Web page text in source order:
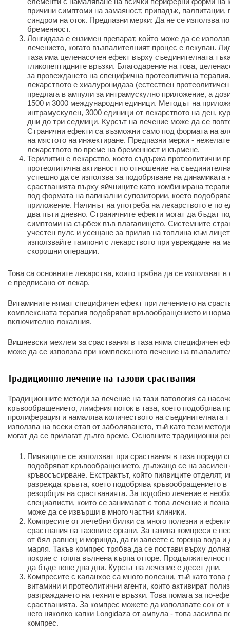
причини симптоми на замаяност, припадък, палпитации,
синдром на оток. Предпазни мерки: Да не се използва
бременност.
Лонгидаза е ензимен препарат, който може да се
лечението, когато възпалителният процес е лекуван.
таза има целенасочен ефект върху съединителната
гликопептидните връзки. Благодарение на това,
за провеждането на специфична протеолитична
лекарството е хиалуронидаза (естествен
предлага в ампули за интрамускулно приложение, а
1500 и 3000 международни единици. Методът на
интрамускулен, 3000 единици от лекарството на ден,
дни до три седмици. Курсът на лечение може да се
Странични ефекти са възможни само под формата на
на мястото на инжектиране. Предпазни мерки -
лекарството по време на бременност и кърмене.
Терилитин е лекарство, което съдържа протеолитични
протеолитична активност по отношение на
успешно да се използва за подобряване на динамиката
срастванията върху яйчниците като комбинирана
под формата на вагинални супозитории, което
приложение. Начинът на употреба на лекарството е по
два пъти дневно. Страничните ефекти могат да бъдат
симптоми на сърбеж във влагалището. Системните
учестен пулс и усещане за прилив на топлина към
използвайте тампони с лекарството при увреждане на
скорошни операции.
Това са основните лекарства, които трябва да се използват
е предписано от лекар.
Витамините нямат специфичен ефект при лечението на
комплексната терапия подобряват кръвообращението и
включително локалния.
Вишневски мехлем за сраствания в таза няма специфичен
може да се използва при комплексното лечение на
Традиционно лечение на тазови сраствания
Традиционните методи за лечение на тази патология са
кръвообращението, лимфния поток в таза, което подобрява
пролиферация и намалява количеството на съединителната
използва на всеки етап от заболяването, тъй като тези
могат да се прилагат дълго време. Основните традиционни
Пиявиците се използват при сраствания в таза поради
подобряват кръвообращението, дължащо се на засилен
кръвосъсирване. Екстрактът, който пиявиците отделят,
разрежда кръвта, което подобрява кръвообращението в
резорбция на срастванията. За подобно лечение е
специалисти, които се занимават с това лечение и
може да се извърши в много частни клиники.
Компресите от лечебни билки са много полезни и
сраствания на тазовите органи. За такива компреси е
от бял равнец и моринда, да ги залеете с гореща вода и
марля. Такъв компрес трябва да се постави върху
покрие с топла вълнена кърпа отгоре.
да бъде поне два дни. Курсът на лечение е десет дни.
Компресите с каланхое са много полезни, тъй като
витамини и протеолитични агенти, които активират
разграждането на техните връзки. Това помага за по-
срастванията. За компрес можете да използвате сок от
него няколко капки Longidaza от ампула - това засилва
компрес.